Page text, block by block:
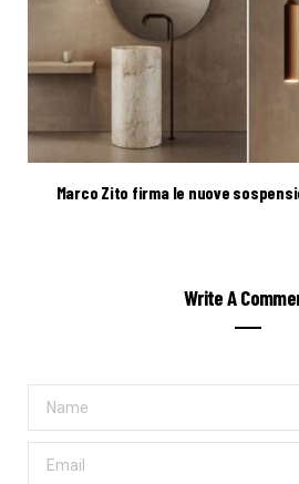
Marco Zito firma le nuove
Write A